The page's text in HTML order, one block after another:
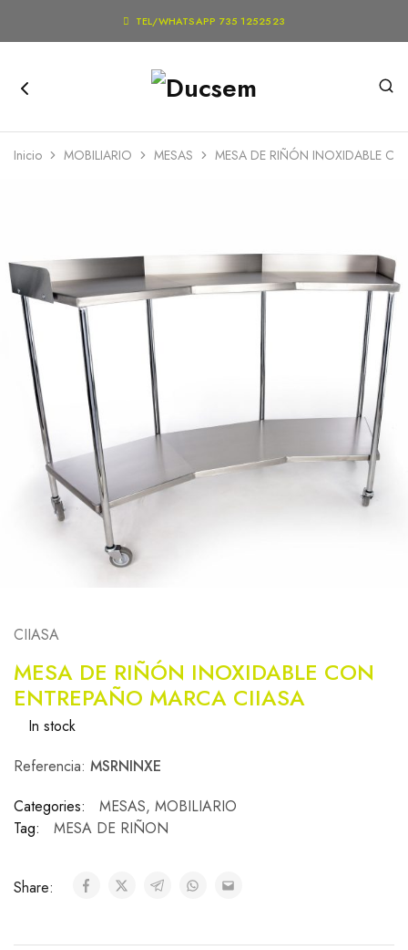
 TEL/WHATSAPP 735 1252523
Inicio MOBILIARIO MESAS MESA DE RIÑÓN INOXIDABLE
CIIASA
MESA DE RIÑÓN INOXIDABLE CON
ENTREPAÑO MARCA CIIASA
In stock
Referencia: MSRNINXE
Categories:
MESAS, MOBILIARIO
Tag:
MESA DE RIÑON
Share: